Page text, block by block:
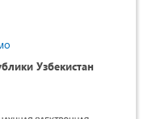
Узбекистан